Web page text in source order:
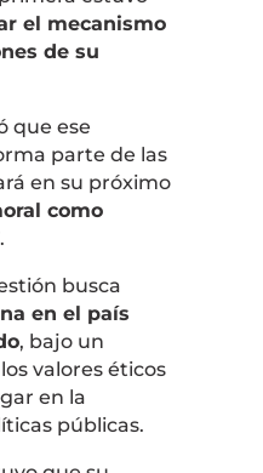
el mecanismo
de su
que ese
parte de las
en su próximo
como
.
busca
en el país
, bajo un
valores éticos
en la
públicas.